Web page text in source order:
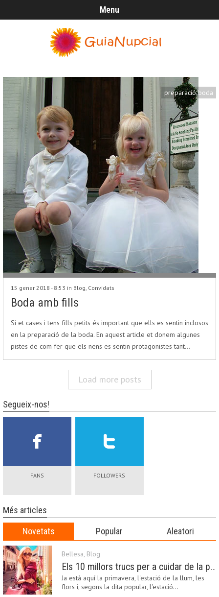
Menu
preparació boda
15 gener 2018 - 8:53 in Blog, Convidats
Boda amb fills
Si et cases i tens fills petits és important que ells es sentin inclosos
en la preparació de la boda. En aquest article et donem algunes
pistes de com fer que els nens es sentin protagonistes tant…
Load more posts
Segueix-nos!
FANS FOLLOWERS
Més articles
Novetats Popular Aleatori
Bellesa, Blog
Els 10 millors trucs per a cuidar de la pell a la primavera
Ja està aquí la primavera, l'estació de la llum, les
flors i, segons la dita popular, l'estació…